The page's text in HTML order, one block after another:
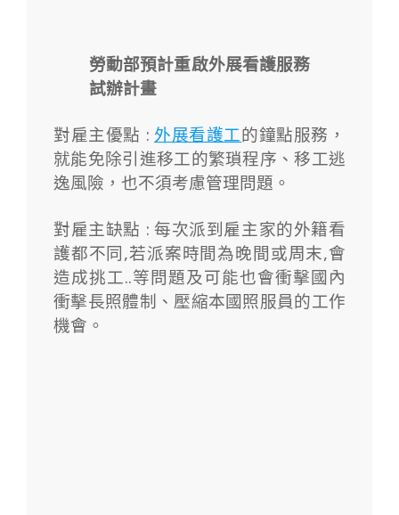
勞動部預計重啟外展看護服務
試辦計畫
對雇主優點 : 外展看護工的鐘點服務，
就能免除引進移工的繁瑣程序、移工逃
逸風險，也不須考慮管理問題。
對雇主缺點 : 每次派到雇主家的外籍看
護都不同,若派案時間為晚間或周末,會
造成挑工..等問題及可能也會衝擊國內
衝擊長照體制、壓縮本國照服員的工作
機會。